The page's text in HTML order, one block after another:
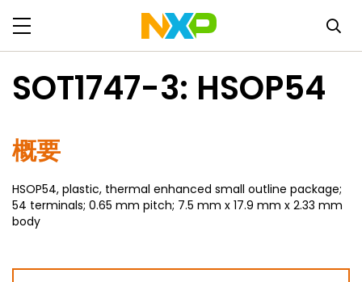
SOT1747-3: HSOP54
概要
HSOP54, plastic, thermal enhanced small outline package;
54 terminals; 0.65 mm pitch; 7.5 mm x 17.9 mm x 2.33 mm
body